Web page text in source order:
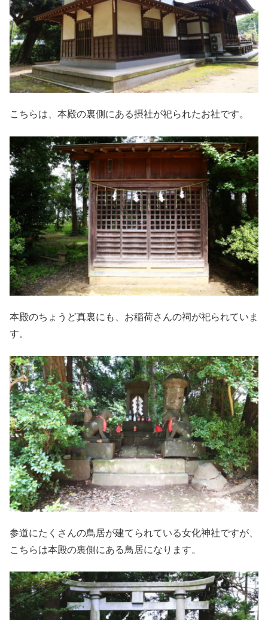
こちらは、本殿の裏側にある摂社が祀られたお社です。
本殿のちょうど真裏にも、お稲荷さんの祠が祀られていま
す。
参道にたくさんの鳥居が建てられている女化神社ですが、
こちらは本殿の裏側にある鳥居になります。